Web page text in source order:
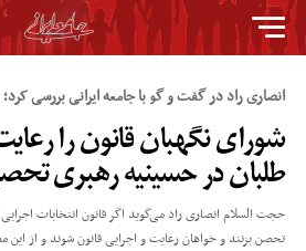
انصاری راد در گفت و گو با جامعه ایرانی بررسی کرد؛
شورای نگهبان قانون را
طلبان در حسینیه رهبری
حجت السلام انصاری راد می‌گوید اگر قانون انتخابات
تحصن بزنند و خواهان رعایت و اجرایی قانون شوند و از